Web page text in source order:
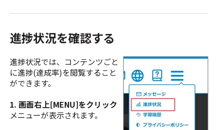
進捗状況を確認する
進捗状況では、コンテンツごと
に進捗(達成率)を閲覧すること
ができます。
1. 画面右上[MENU]をクリック
メニューが表示されます。